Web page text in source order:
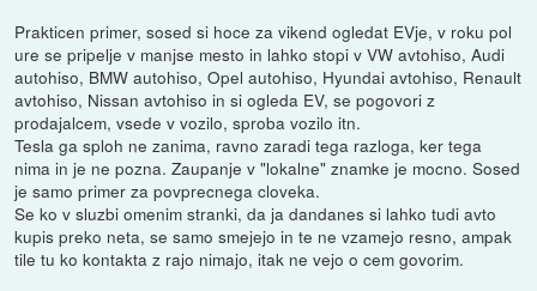
Prakticen primer, sosed si hoce za vikend ogledat EVje, v roku pol
ure se pripelje v manjse mesto in lahko stopi v VW avtohiso, Audi
autohiso, BMW autohiso, Opel autohiso, Hyundai avtohiso, Renault
avtohiso, Nissan avtohiso in si ogleda EV, se pogovori z
prodajalcem, vsede v vozilo, sproba vozilo itn.
Tesla ga sploh ne zanima, ravno zaradi tega razloga, ker tega
nima in je ne pozna. Zaupanje v "lokalne" znamke je mocno. Sosed
je samo primer za povprecnega cloveka.
Se ko v sluzbi omenim stranki, da ja dandanes si lahko tudi avto
kupis preko neta, se samo smejejo in te ne vzamejo resno, ampak
tile tu ko kontakta z rajo nimajo, itak ne vejo o cem govorim.